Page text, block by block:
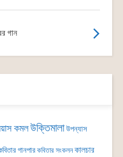
গান
কমলউক্তিমালা উপন্যাস
গানপার কবিতার সংকলন কালচার